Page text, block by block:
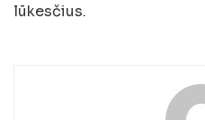
lūkesčius.